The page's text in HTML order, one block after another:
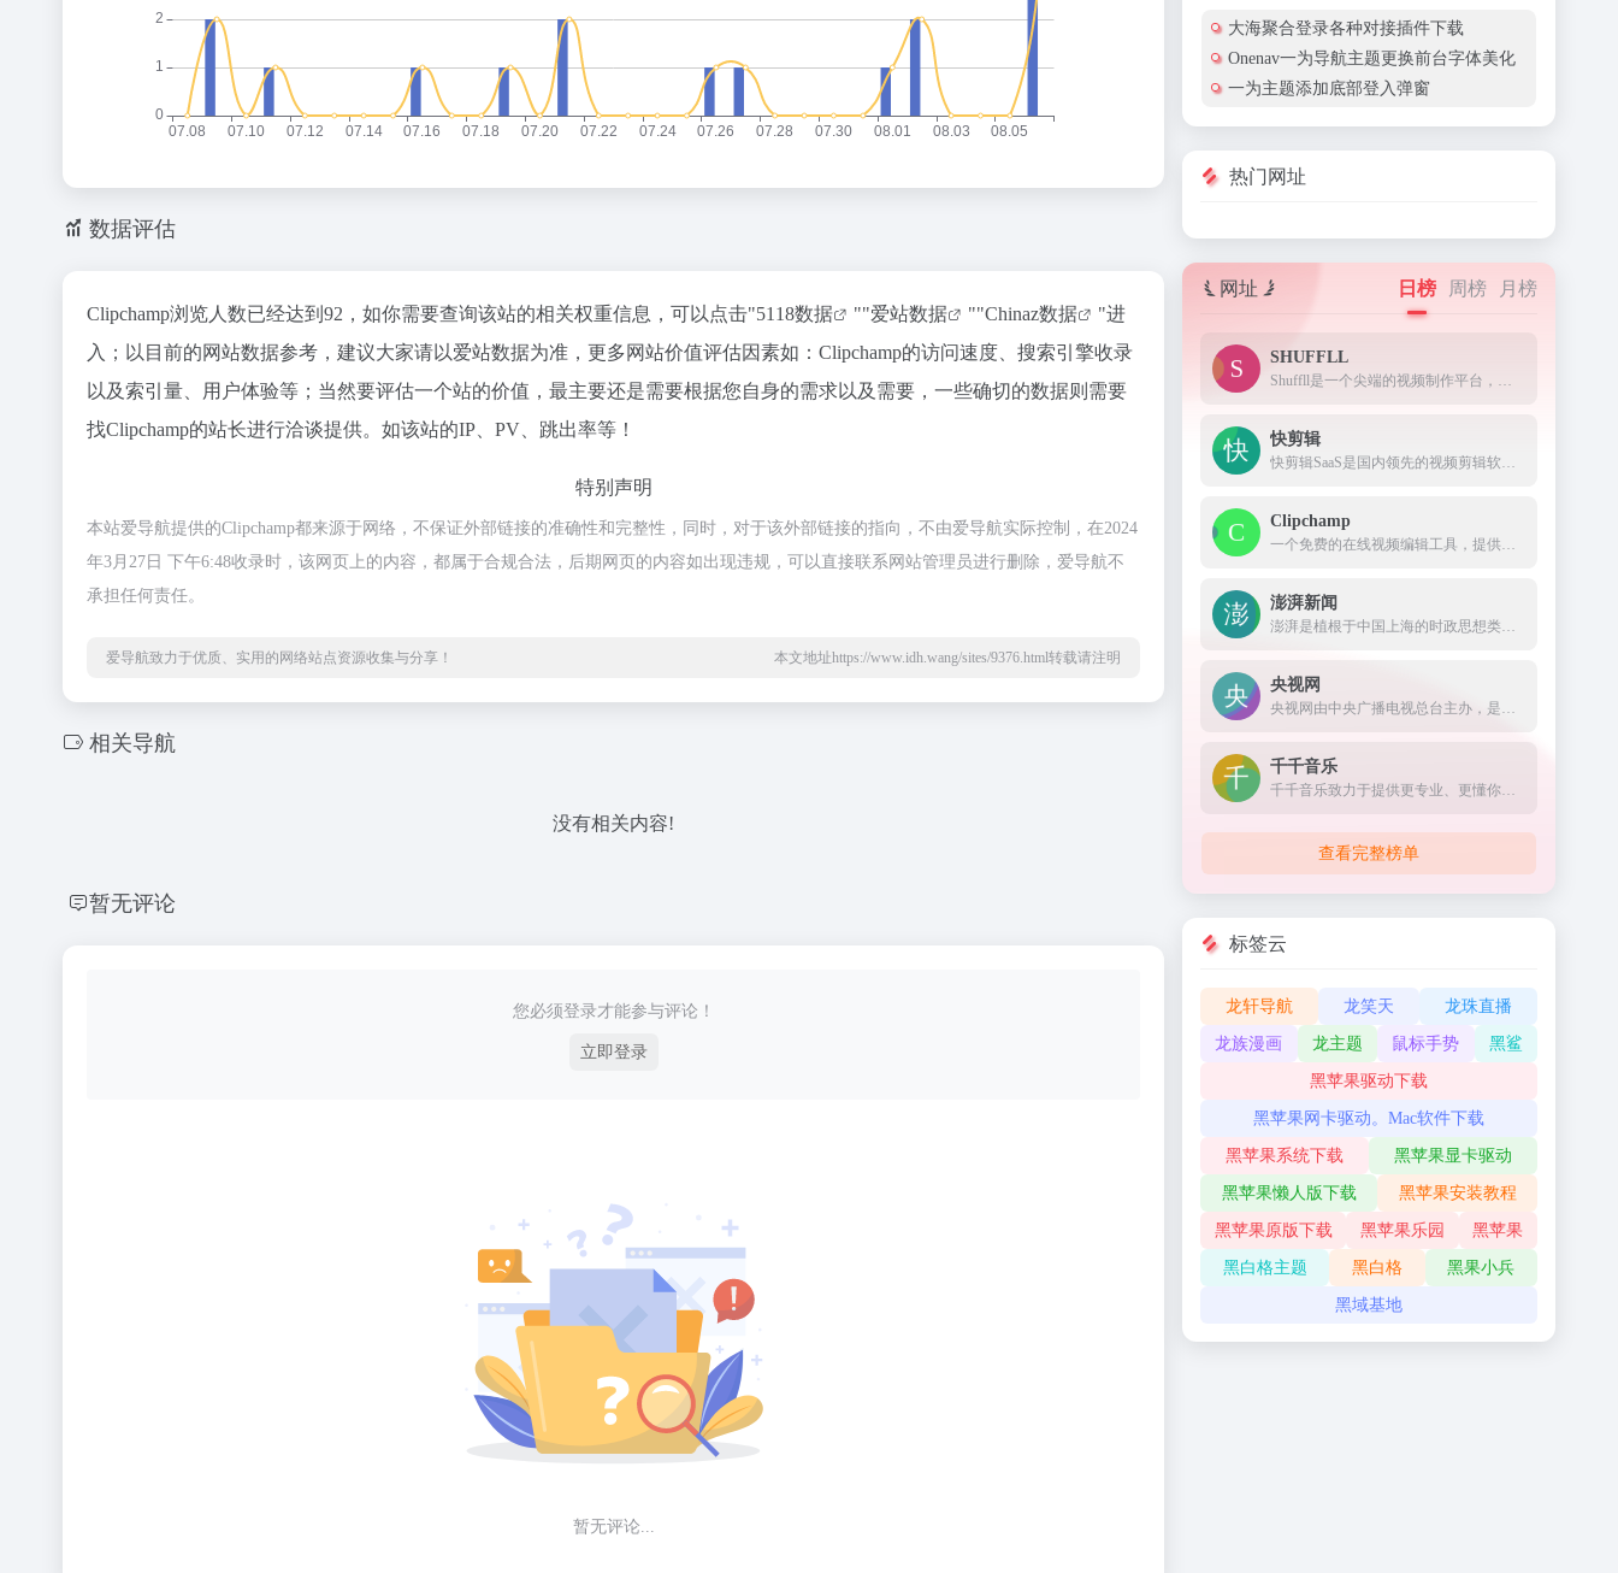
数据评估
Clipchamp浏览人数已经达到92，如你需要查询该站的相关权重信息，可以点击"5118数据 ""爱站数据 ""Chinaz数据
"进
入；以目前的网站数据参考，建议大家请以爱站数据为准，更多网站价值评估因素如：Clipchamp的访问速度、搜索引擎收录
以及索引量、用户体验等；当然要评估一个站的价值，最主要还是需要根据您自身的需求以及需要，一些确切的数据则需要
找Clipchamp的站长进行洽谈提供。如该站的IP、PV、跳出率等！
特别声明
本站爱导航提供的Clipchamp都来源于网络，不保证外部链接的准确性和完整性，同时，对于该外部链接的指向，不由爱导航实际控制，在2024
年3月27日 下午6:48收录时，该网页上的内容，都属于合规合法，后期网页的内容如出现违规，可以直接联系网站管理员进行删除，爱导航不
承担任何责任。
爱导航致力于优质、实用的网络站点资源收集与分享！ 本文地址https://www.idh.wang/sites/9376.html转载请注明
相关导航
没有相关内容!
暂无评论
您必须登录才能参与评论！
立即登录
暂无评论...
大海聚合登录各种对接插件下载
Onenav一为导航主题更换前台字体美化
一为主题添加底部登入弹窗
热门网址
网址 日榜 周榜 月榜
SHUFFLL
Shuffll是一个尖端的视频制作平台，它使用人工智能技术来简化创作过程。我们的平台使企业能够在使用传统方法所需的一小部分时间内轻松创建高质量、个性化的视频内容。
快剪辑
快剪辑SaaS是国内领先的视频剪辑软件,拥有强大的云端剪辑能力,支持在线去水印,录屏,录音,视频文字互转,添加字幕,拥有海量版权视频模板,音乐,特效,贴纸,适用于个人和中小企业定制,支持手机APP和电脑PC下载
Clipchamp
一个免费的在线视频编辑工具，提供了一些 AI 功能来改进视频编辑过程。
澎湃新闻
澎湃是植根于中国上海的时政思想类互联网平台，以最活跃的原创新闻与最冷静的思想分析为两翼，是互联网技术创新与新闻价值传承的结合体，致力于问答式新闻与新闻追踪功能的实践，澎湃，澎湃新闻，澎湃新闻网，新闻与思想
央视网
央视网由中央广播电视总台主办，是以视频为特色的中央重点新闻网站，是央视的融合传播平台，是拥有全牌照业务资质的大型互联网文化企业。秉承“融合创新、一体发展”的理念，以新闻为龙头，以视频为重点，以用户为中心，建成“一网一端多平台多渠道”融媒体传播体系。
千千音乐
千千音乐致力于提供更专业、更懂你的「场景音乐」，打造一款个性化、智能化的音乐伴侣产品，让你感受音乐本身的魅力。这里有来自不同国家的数百名音乐设计师，为你提供更好的音乐服务。
查看完整榜单
标签云
龙轩导航 龙笑天 龙珠直播
龙族漫画 龙主题 鼠标手势 黑鲨
黑苹果驱动下载
黑苹果网卡驱动。Mac软件下载
黑苹果系统下载 黑苹果显卡驱动
黑苹果懒人版下载 黑苹果安装教程
黑苹果原版下载 黑苹果乐园 黑苹果
黑白格主题 黑白格 黑果小兵
黑域基地